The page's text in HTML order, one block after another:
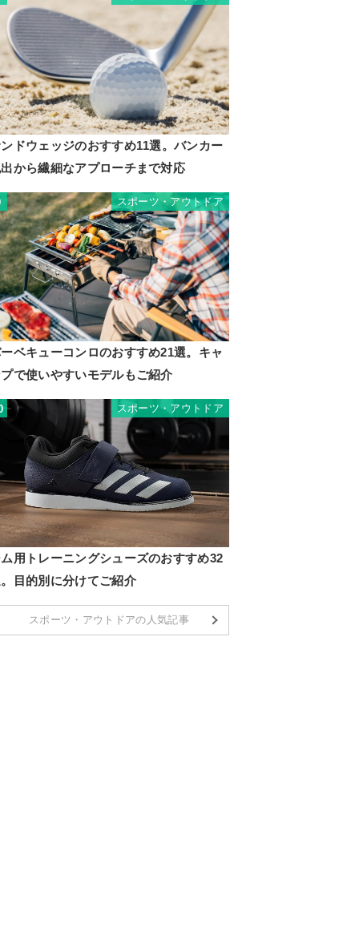
ドウェッジのおすすめ11選。バンカー
から繊細なアプローチまで対応
スポーツ・アウトドア
ベキューコンロのおすすめ21選。キャ
で使いやすいモデルもご紹介
スポーツ・アウトドア
用トレーニングシューズのおすすめ32
目的別に分けてご紹介
スポーツ・アウトドアの人気記事